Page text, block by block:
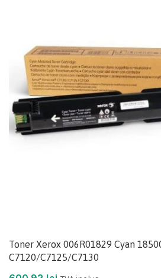
Toner Xerox 006R01829 Cyan
C7120/C7125/C7130